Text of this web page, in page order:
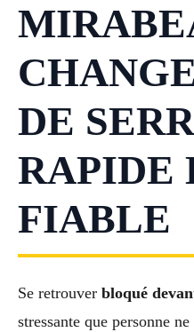
DE
RAPIDE
FIABLE
Se retrouver bloqué
stressante que personne